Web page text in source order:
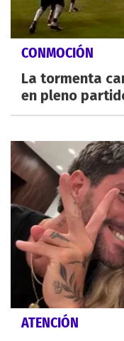
CONMOCIÓN
La tormenta
en pleno
ATENCIÓN